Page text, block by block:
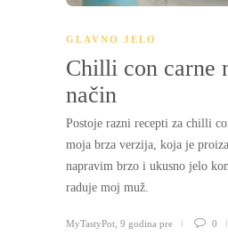
GLAVNO JELO
Chilli con carne
način
Postoje razni recepti za chilli
moja brza verzija, koja je
napravim brzo i ukusno jelo
raduje moj muž.
MyTastyPot 9 godina pre 0